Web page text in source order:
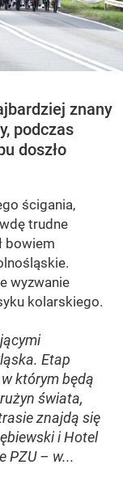
znany
podczas
doszło
ścigania,
trudne
bowiem
wyzwanie
kolarskiego.
Etap
którym będą
świata,
znajdą się
i Hotel
PZU – w...